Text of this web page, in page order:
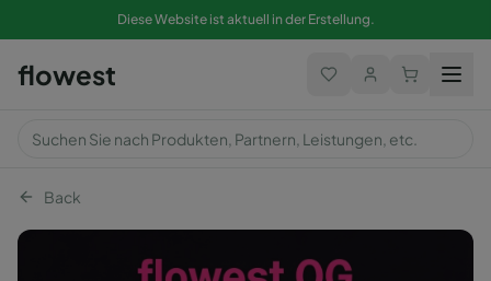
Diese Website ist aktuell in der Erstellung.
flowest
Back